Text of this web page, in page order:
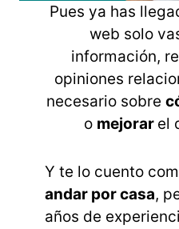
Pues ya has
web solo
información,
opiniones
necesario sobre
o mejorar el
Y te lo cuento
andar por casa,
años de